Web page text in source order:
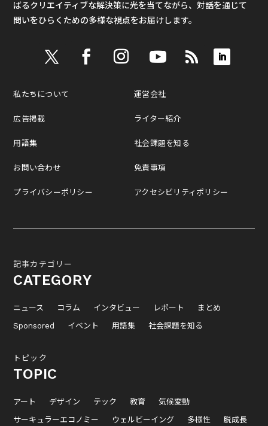
ばるクリエイティブな解決策に光を当てながら、対話を通じて
問いをひらくための多様な視点をお届けします。
私たちについて
広告掲載
用語集
お問い合わせ
プライバシーポリシー
運営会社
ライター紹介
社会課題を知る
免責事項
アクセシビリティポリシー
記事カテゴリー
CATEGORY
ニュース コラム インタビュー レポート
まとめ
Sponsored
イベント 用語集 社会課題を知る
トピック
TOPIC
アート デザイン テック 教育
気候変動
サーキュラーエコノミー
ウェルビーイング 多様性 脱成長